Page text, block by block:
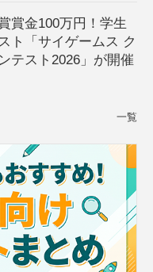
賞金100万円！学生
ト「サイゲームス ク
テスト2026」が開催
一覧